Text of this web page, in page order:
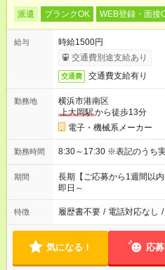
派遣 ブランクOK WEB登録・面接
給与
時給1500円
交通費別途支給あり
交通費 交通費支給有り
勤務地
横浜市港南区
上大岡駅から徒歩13分
電子・機械系メーカー
勤務時間 8:30～17:30 ※表記の
期間
長期【ご応募から1週間以
即日～
特徴 履歴書不要 / 電話対応なし /
気になる！ 応